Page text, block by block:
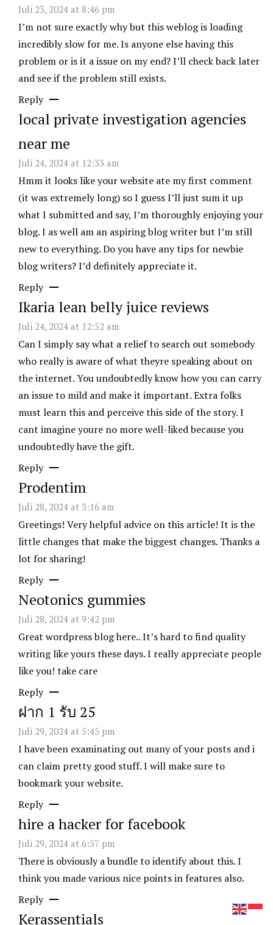
Juli 23, 2024 at 8:46 pm
I’m not sure exactly why but this weblog is loading
incredibly slow for me. Is anyone else having this
problem or is it a issue on my end? I’ll check back later
and see if the problem still exists.
Reply
local private investigation agencies
near me
Juli 24, 2024 at 12:33 am
Hmm it looks like your website ate my first comment
(it was extremely long) so I guess I’ll just sum it up
what I submitted and say, I’m thoroughly enjoying your
blog. I as well am an aspiring blog writer but I’m still
new to everything. Do you have any tips for newbie
blog writers? I’d definitely appreciate it.
Reply
Ikaria lean belly juice reviews
Juli 24, 2024 at 12:52 am
Can I simply say what a relief to search out somebody
who really is aware of what theyre speaking about on
the internet. You undoubtedly know how you can carry
an issue to mild and make it important. Extra folks
must learn this and perceive this side of the story. I
cant imagine youre no more well-liked because you
undoubtedly have the gift.
Reply
Prodentim
Juli 28, 2024 at 3:16 am
Greetings! Very helpful advice on this article! It is the
little changes that make the biggest changes. Thanks a
lot for sharing!
Reply
Neotonics gummies
Juli 28, 2024 at 9:42 pm
Great wordpress blog here.. It’s hard to find quality
writing like yours these days. I really appreciate people
like you! take care
Reply
ฝาก 1 รับ 25
Juli 29, 2024 at 5:45 pm
I have been examinating out many of your posts and i
can claim pretty good stuff. I will make sure to
bookmark your website.
Reply
hire a hacker for facebook
Juli 29, 2024 at 6:57 pm
There is obviously a bundle to identify about this. I
think you made various nice points in features also.
Reply
Kerassentials